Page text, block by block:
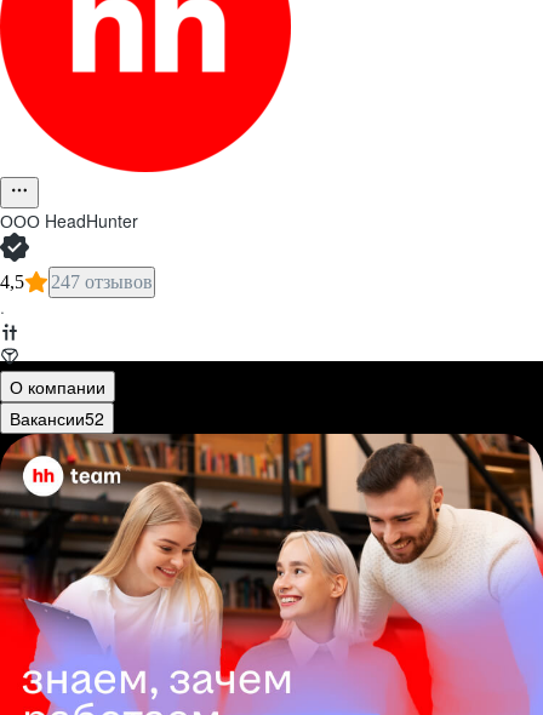
ООО HeadHunter
4,5 247 отзывов
·
О компании
Вакансии52